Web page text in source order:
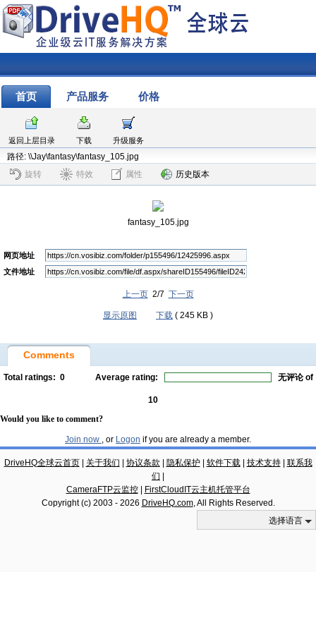
首页 产品服务 价格
返回上层目录 下载 升级服务
路径: \\Jay\fantasy\fantasy_105.jpg
旋转
特效 属性 历史版本
fantasy_105.jpg
网页地址
文件地址
上一页2/7 下一页
显示原图 下载 ( 245 KB )
Comments
Total ratings: 0 Average rating: 无评论of
10
Would you like to comment?
Join now , or Logon if you are already a member.
DriveHQ全球云首页| 关于我们 协议条款 隐私保护| 软件下载| 技术支持| 联系我
们
CameraFTP云监控|
FirstCloudIT云主机托管平台
Copyright (c) 2003 - 2026 DriveHQ.com, All Rights Reserved.
选择语言